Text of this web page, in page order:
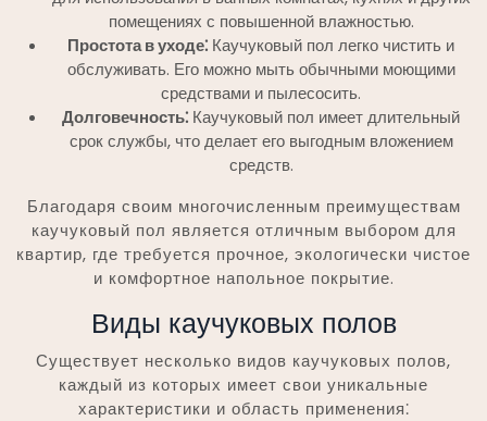
помещениях с повышенной влажностью.
Простота в уходе⁚ Каучуковый пол легко чистить и
обслуживать. Его можно мыть обычными моющими
средствами и пылесосить.
Долговечность⁚ Каучуковый пол имеет длительный
срок службы, что делает его выгодным вложением
средств.
Благодаря своим многочисленным преимуществам
каучуковый пол является отличным выбором для
квартир, где требуется прочное, экологически чистое
и комфортное напольное покрытие.
Виды каучуковых полов
Существует несколько видов каучуковых полов,
каждый из которых имеет свои уникальные
характеристики и область применения⁚